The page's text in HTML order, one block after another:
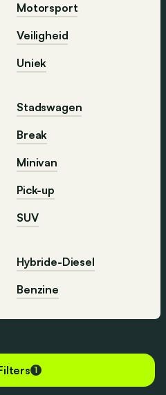
1
Motorsport
Veiligheid
Uniek
Stadswagen
Break
Minivan
Pick-up
SUV
Hybride-Diesel
Benzine
meer